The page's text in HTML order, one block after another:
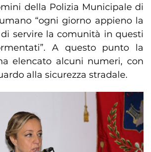
della Polizia Municipale di
“ogni giorno appieno la
servire la comunità in questi
A questo punto la
elencato alcuni numeri, con
alla sicurezza stradale.